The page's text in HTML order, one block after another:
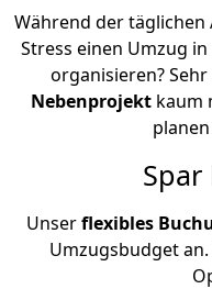
Während der
Stress einen Umzug
organisieren?
Nebenprojekt kaum
Spar
Unserflexibles
Umzugsbudget